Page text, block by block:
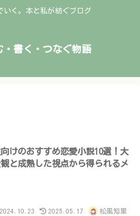
いく。本と私が紡ぐブログ
・書く・つなぐ物語
けのおすすめ恋愛小説10選！大
と成熟した視点から得られるメ
2024.10.23 2025.05.17 松風知里